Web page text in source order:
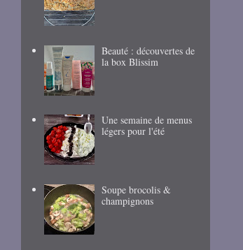
Beauté : découvertes de
la box Blissim
Une semaine de menus
légers pour l'été
Soupe brocolis &
champignons